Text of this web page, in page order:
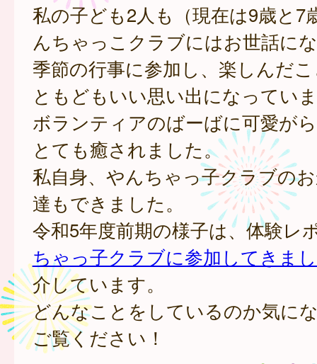
私の子ども2人も（現在は9歳と7
んちゃっこクラブにはお世話に
季節の行事に参加し、楽しんだ
ともどもいい思い出になってい
ボランティアのばーばに可愛が
とても癒されました。
私自身、やんちゃっ子クラブの
達もできました。
令和5年度前期の様子は、体験レ
ちゃっ子クラブに参加してきま
介しています。
どんなことをしているのか気に
ご覧ください！